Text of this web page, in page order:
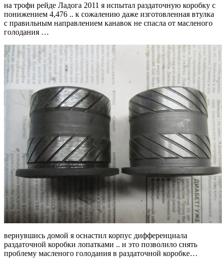
на трофи рейде Ладога 2011 я испытал раздаточную коробку с
понижением 4,476 .. к сожалению даже изготовленная втулка
с правильным направлением канавок не спасла от масленого
голодания …
вернувшись домой я оснастил корпус дифференциала
раздаточной коробки лопатками .. и это позволило снять
проблему масленого голодания в раздаточной коробке…